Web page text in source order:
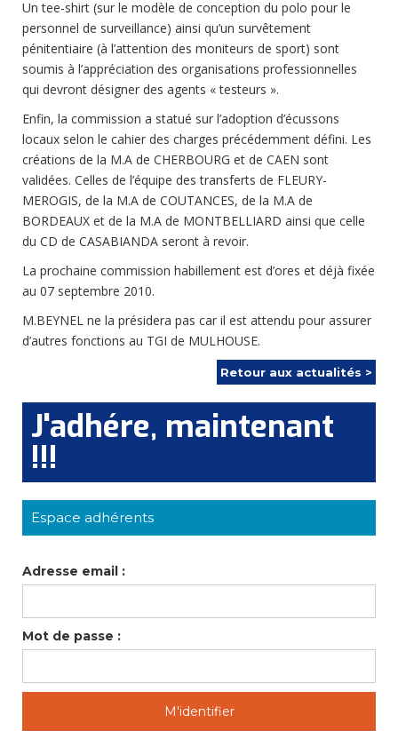
Un tee-shirt (sur le modèle de conception du polo pour le
personnel de surveillance) ainsi qu’un survêtement
pénitentiaire (à l’attention des moniteurs de sport) sont
soumis à l’appréciation des organisations professionnelles
qui devront désigner des agents « testeurs ».
Enfin, la commission a statué sur l’adoption d’écussons
locaux selon le cahier des charges précédemment défini. Les
créations de la M.A de CHERBOURG et de CAEN sont
validées. Celles de l’équipe des transferts de FLEURY-
MEROGIS, de la M.A de COUTANCES, de la M.A de
BORDEAUX et de la M.A de MONTBELLIARD ainsi que celle
du CD de CASABIANDA seront à revoir.
La prochaine commission habillement est d’ores et déjà fixée
au 07 septembre 2010.
M.BEYNEL ne la présidera pas car il est attendu pour assurer
d’autres fonctions au TGI de MULHOUSE.
Retour aux actualités >
J'adhére, maintenant
!!!
Espace adhérents
Adresse email :
Mot de passe :
M'identifier